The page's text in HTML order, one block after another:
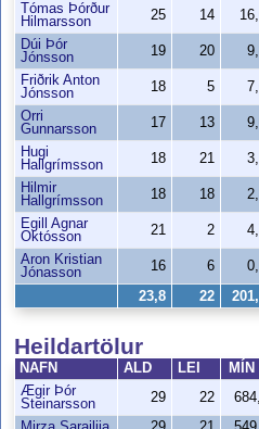
Heildartölur
NAFN ALD LEI MÍN
Ægir Þór
Steinarsson
29 22
Tómas Þórður
Hilmarsson
25 14
Dúi Þór
Jónsson
19 20
Friðrik Anton
Jónsson
18 5
Orri
Gunnarsson
17 13
Hugi
Hallgrímsson
18 21
Hilmir
Hallgrímsson
18 18
Egill Agnar
Októsson
21 2
Aron Kristian
Jónasson
16 6
23,8 22